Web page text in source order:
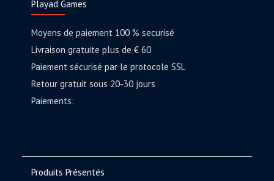
Playad Games
Moyens de paiement 100 % securisé
Livraison gratuite plus de € 60
Paiement sécurisé par le protocole SSL
Retour gratuit sous 20-30 jours
Paiements:
Produits Présentés